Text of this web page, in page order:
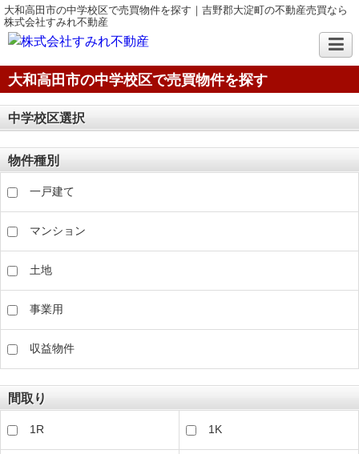
大和高田市の中学校区で売買物件を探す｜吉野郡大淀町の不動産売買なら
株式会社すみれ不動産
大和高田市の中学校区で売買物件を探す
中学校区選択
物件種別
一戸建て
マンション
土地
事業用
収益物件
間取り
1R 1K